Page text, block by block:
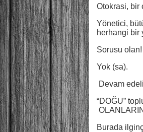
Otokrasi, bir
Yönetici,
herhangi bir
Sorusu olan!
Yok (sa).
Devam
“DOĞU”
Burada